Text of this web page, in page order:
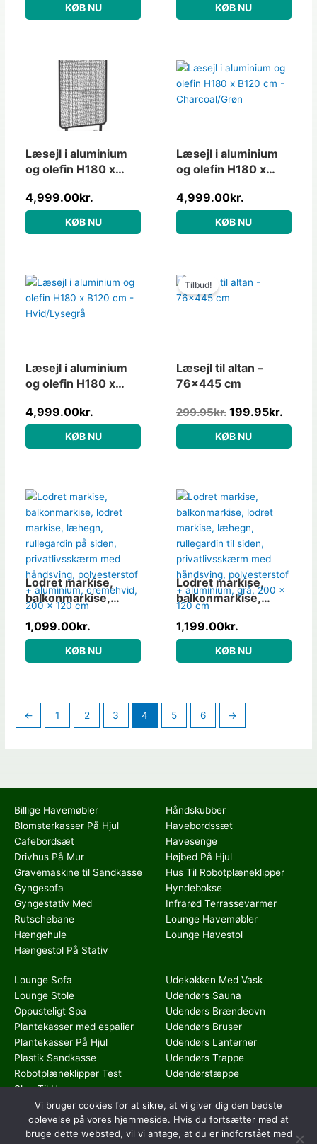
KØB NU KØB NU
Læsejl i aluminium
og olefin H180 x
4,999.00kr.
KØB NU
Læsejl i aluminium
og olefin H180 x
Charcoal/Grøn
4,999.00kr.
KØB NU
Læsejl i aluminium
og olefin H180 x
Hvid/Lysegrå
4,999.00kr.
KØB NU
Tilbud!
Læsejl til altan –
76×445 cm
299.95kr.
oprindelige
pris
199.95kr.
KØB NU
Lodret markise,
balkonmarkise,
lodret markise,
læhegn, rullegardin
på siden,
privatlivsskærm
aluminium,
cremehvid, 200 x
1,099.00kr.
KØB NU
Lodret markise,
balkonmarkise,
lodret markise,
læhegn, rullegardin
til siden,
privatlivsskærm
aluminium, grå, 200
x 120 cm
1,199.00kr.
KØB NU
← 1 2 3 4 5 6 →
Billige Havemøbler
Blomsterkasser På Hjul
Cafebordsæt
Drivhus På Mur
Gravemaskine til Sandkasse
Gyngesofa
Gyngestativ Med
Rutschebane
Hængehule
Hængestol På Stativ
Håndskubber
Havebordssæt
Havesenge
Højbed På Hjul
Hus Til Robotplæneklipper
Hyndebokse
Infrarød Terrassevarmer
Lounge Havemøbler
Lounge Havestol
Lounge Sofa
Lounge Stole
Oppusteligt Spa
Plantekasser med espalier
Plantekasser På Hjul
Plastik Sandkasse
Robotplæneklipper Test
Skur Til Haven
Stativ Til Hængekøje
Udekøkken Med Vask
Udendørs Sauna
Udendørs Brændeovn
Udendørs Bruser
Udendørs Lanterner
Udendørs Trappe
Udendørstæppe
Dette medie ejes og drives af Tropic Traffic LLC-FZ | The Meydan
Vi bruger cookies for at sikre, at vi giver dig den bedste
oplevelse på vores hjemmeside. Hvis du fortsætter med at
bruge dette websted, vil vi antage, at du er indforstået med